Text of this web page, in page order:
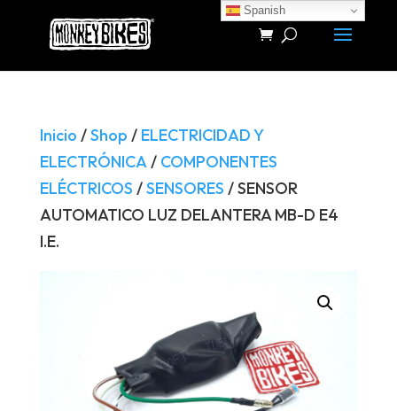
Búsqueda
productos
Inicio /Shop / ELECTRICIDAD Y
ELECTRÓNICA/ COMPONENTES
ELÉCTRICOS /SENSORES / SENSOR
AUTOMATICO LUZ DELANTERA MB-D E4
I.E.
Spanish